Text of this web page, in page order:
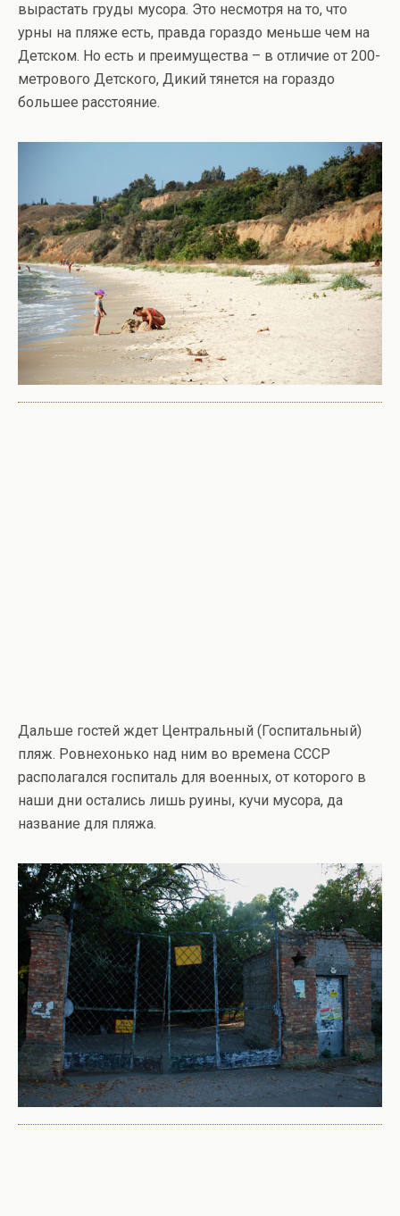
вырастать груды мусора. Это несмотря на то, что
урны на пляже есть, правда гораздо меньше чем на
Детском. Но есть и преимущества – в отличие от 200-
метрового Детского, Дикий тянется на гораздо
большее расстояние.
Дальше гостей ждет Центральный (Госпитальный)
пляж. Ровнехонько над ним во времена СССР
располагался госпиталь для военных, от которого в
наши дни остались лишь руины, кучи мусора, да
название для пляжа.